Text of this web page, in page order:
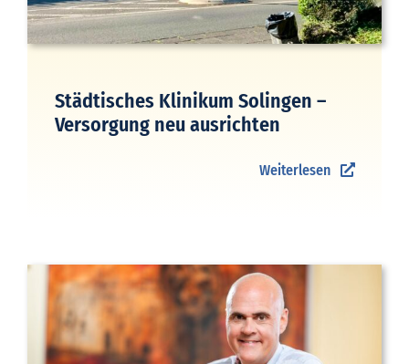
Städtisches Klinikum Solingen –
Versorgung neu ausrichten
Weiterlesen